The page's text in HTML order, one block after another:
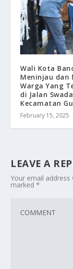
Wali Kota
Meninjau dan
Warga Yang
di Jalan
Kecamatan
February 15, 2025
LEAVE A
Your email address
marked*